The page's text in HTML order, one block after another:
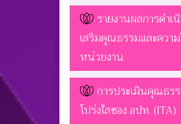
รายงานผลการดำเ
เสริมคุณธรรมและควา
หน่วยงาน
การประเมินคุณธร
โปร่งใสของ อปท. (ITA)